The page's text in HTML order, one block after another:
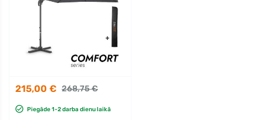
215,00 € 268,75 €
Piegāde 1-2 darba dienu laikā